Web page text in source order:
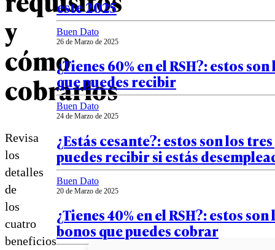
y
cómo
cobrarlos
Revisa
los
detalles
de
los
cuatro
beneficios
este 2025
Buen Dato
26 de Marzo de 2025
¿Tienes 60% en el RSH?: estos
que puedes recibir
Buen Dato
24 de Marzo de 2025
¿Estás cesante?: estos son los
puedes recibir si estás
Buen Dato
20 de Marzo de 2025
¿Tienes 40% en el RSH?: estos
bonos que puedes cobrar